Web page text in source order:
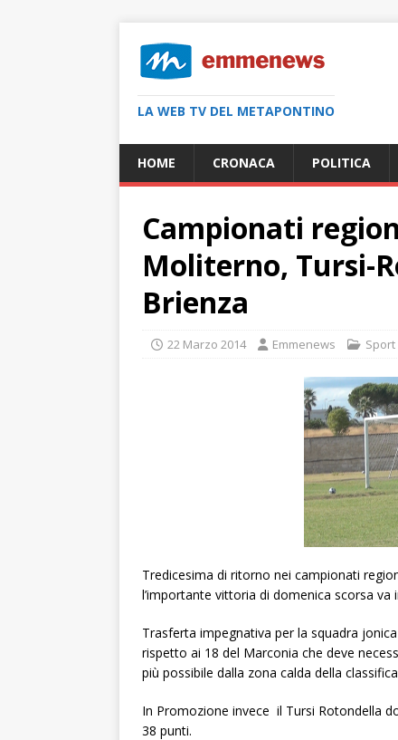
LA WEB TV DEL METAPONTINO
HOME CRONACA POLITICA
Campionati
Moliterno, Tursi-
Brienza
22 Marzo 2014 Emmenews Sport
Tredicesima di ritorno nei campionati
l’importante vittoria di domenica scorsa
Trasferta impegnativa per la squadra
rispetto ai 18 del Marconia che deve
più possibile dalla zona calda della
In Promozione invece il Tursi Rotondella
38 punti.